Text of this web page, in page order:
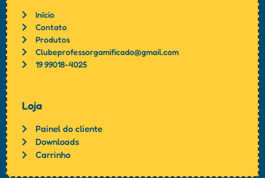
Início
Contato
Produtos
Clubeprofessorgamificado@gmail.com
19 99018-4025
Loja
Painel do cliente
Downloads
Carrinho